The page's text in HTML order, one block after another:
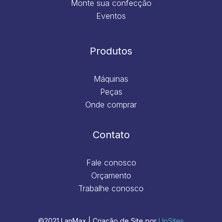
Monte sua confecção
Eventos
Produtos
Máquinas
Peças
Onde comprar
Contato
Fale conosco
Orçamento
Trabalhe conosco